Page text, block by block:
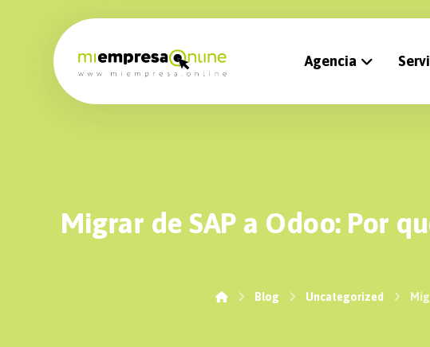
Agencia
Migrar de SAP a Odoo: Por
Blog Uncategorized